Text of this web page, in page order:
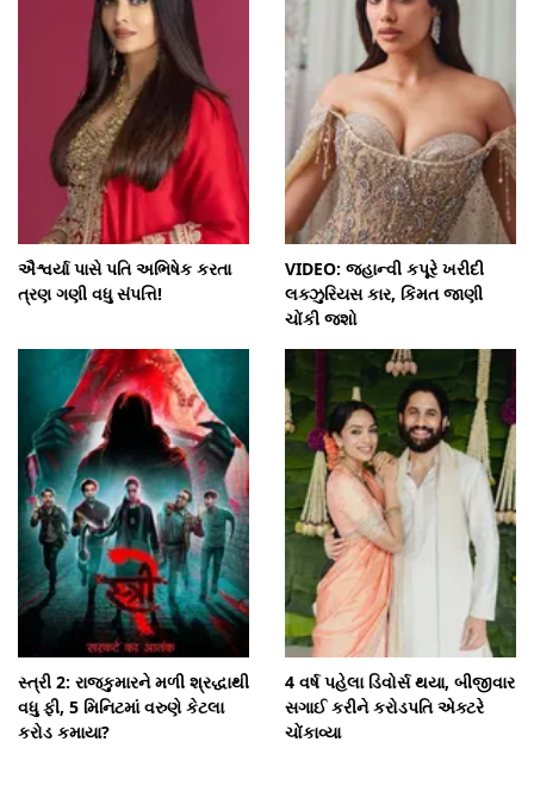
ઐશ્વર્યા પાસે પતિ અભિષેક કરતા
ત્રણ ગણી વધુ સંપત્તિ!
VIDEO: જ્હાન્વી કપૂરે ખરીદી
લક્ઝુરિયસ કાર, કિંમત જાણી
ચોંકી જશો
સ્ત્રી 2: રાજકુમારને મળી શ્રદ્ધાથી
વધુ ફી, 5 મિનિટમાં વરુણે કેટલા
કરોડ કમાયા?
4 વર્ષ પહેલા ડિવોર્સ થયા, બીજીવાર
સગાઈ કરીને કરોડપતિ એક્ટરે
ચોંકાવ્યા